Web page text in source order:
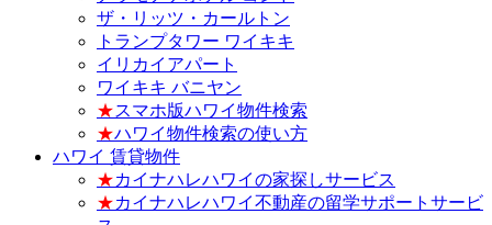
ザ・リッツ・カールトン
トランプタワー ワイキキ
イリカイアパート
ワイキキ バニヤン
★スマホ版ハワイ物件検索
★ハワイ物件検索の使い方
ハワイ 賃貸物件
★カイナハレハワイの家探しサービス
★カイナハレハワイ不動産の留学サポートサービ